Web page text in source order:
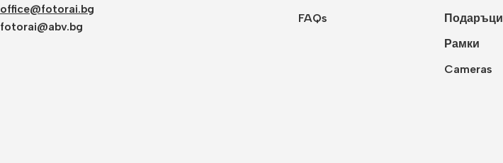
office@fotorai.bg
fotorai@abv.bg
FAQs
Подаръци
Рамки
Cameras